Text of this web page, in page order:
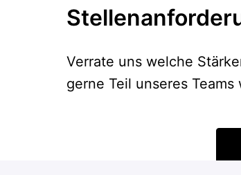
Verrate uns welche
gerne Teil unseres